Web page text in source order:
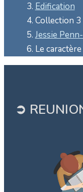
Edification
Collection 3
Jessie
Le
➲